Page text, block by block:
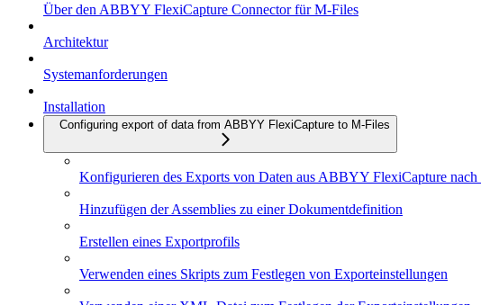
Über den ABBYY FlexiCapture Connector für M-Files
Architektur
Systemanforderungen
Installation
Configuring export of data from ABBYY FlexiCapture to M-Files
Konfigurieren des Exports von Daten aus ABBYY FlexiCapture
Hinzufügen der Assemblies zu einer Dokumentdefinition
Erstellen eines Exportprofils
Verwenden eines Skripts zum Festlegen von Exporteinstellungen